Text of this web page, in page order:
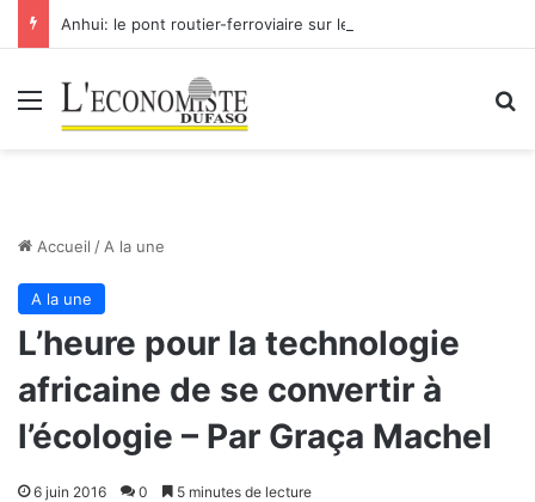
Menu
Accueil / A la une
A la une
L’heure pour la technologie
africaine de se convertir à
l’écologie – Par Graça Machel
6 juin 2016 0 5 minutes de lecture